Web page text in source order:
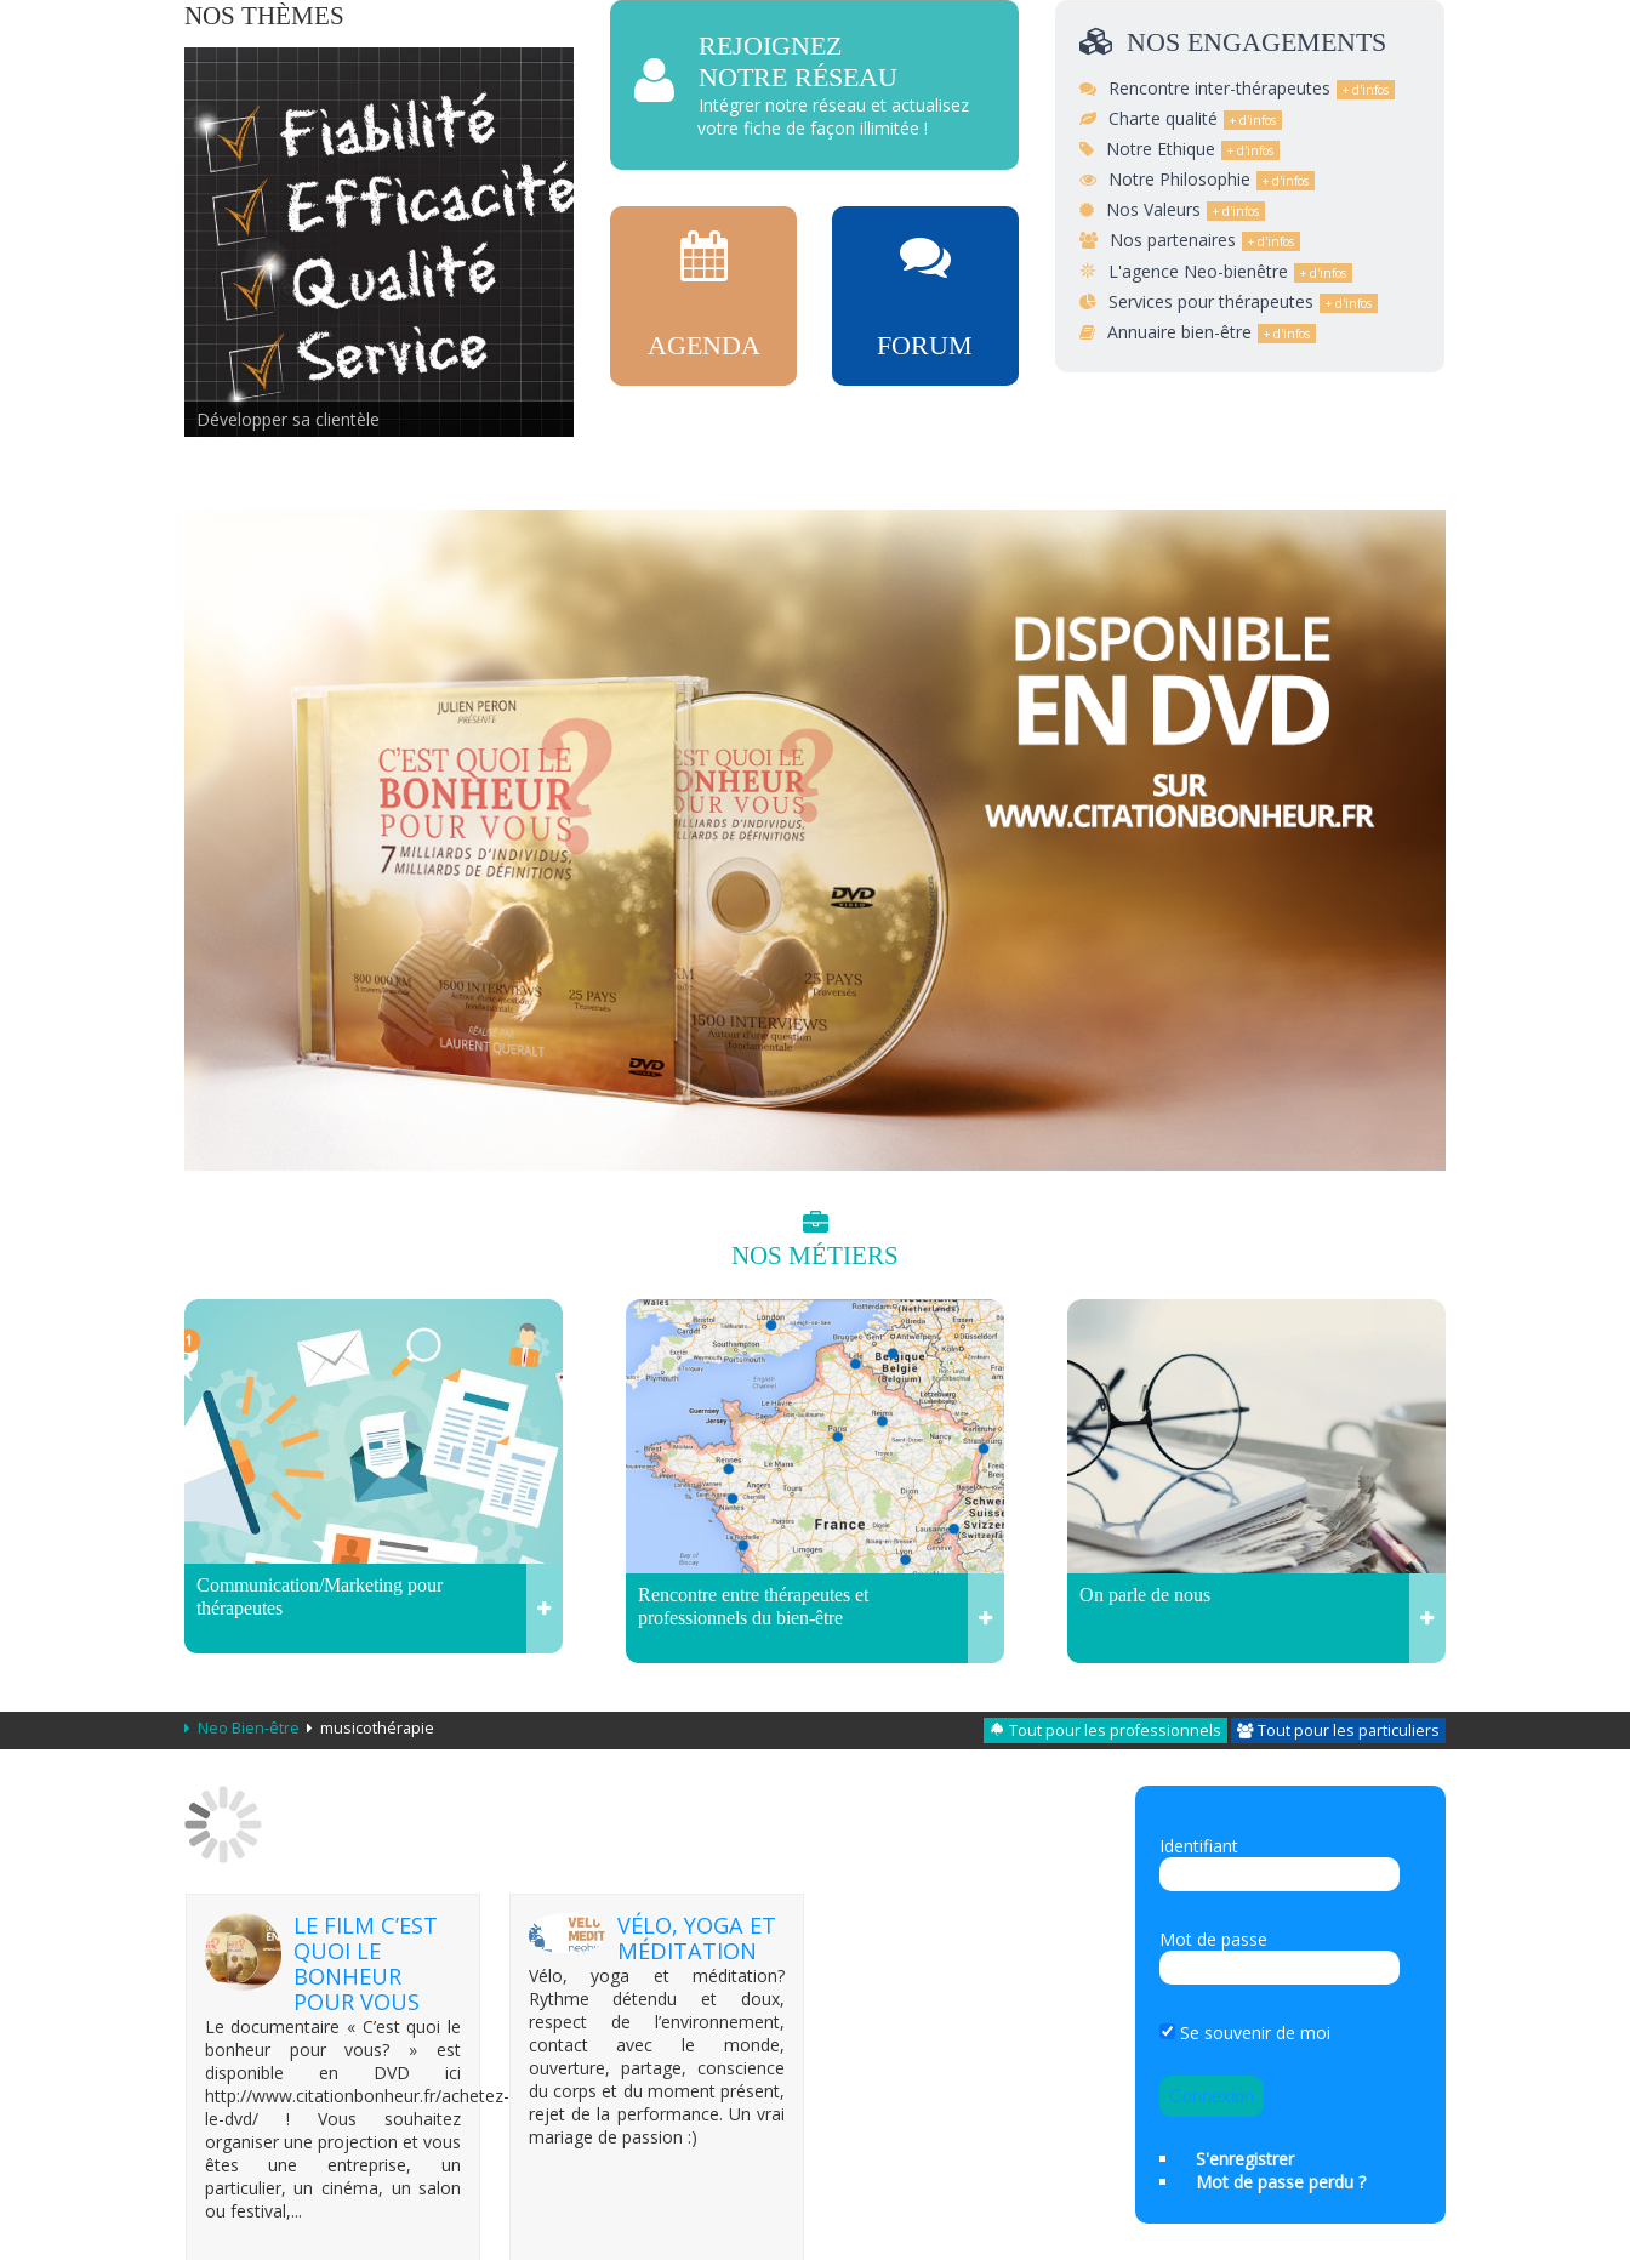
NOS THÈMES
Rencontre inter-thérapeutes
REJOIGNEZ
NOTRE RÉSEAU
Intégrer notre réseau et actualisez
votre fiche de façon illimitée !
AGENDA FORUM
NOS ENGAGEMENTS
Rencontre inter-thérapeutes
Charte qualité
Notre Ethique
Notre Philosophie
Nos Valeurs
Nos partenaires
L'agence Neo-bienêtre
Services pour thérapeutes
Annuaire bien-être
NOS MÉTIERS
Communication/Marketing pour
thérapeutes
Rencontre entre thérapeutes et
professionnels du bien-être
On parle de nous
Neo Bien-être musicothérapie Tout pour les professionnels Tout pour les particuliers
LE FILM C’EST
QUOI LE
BONHEUR
POUR VOUS
Le documentaire « C’est quoi le
bonheur pour vous? » est
disponible en DVD ici
http://www.citationbonheur.fr/achetez-
le-dvd/ ! Vous souhaitez
organiser une projection et vous
êtes une entreprise, un
particulier, un cinéma, un salon
ou festival,...
VÉLO, YOGA ET
MÉDITATION
Vélo, yoga et méditation?
Rythme détendu et doux,
respect de l’environnement,
contact avec le monde,
ouverture, partage, conscience
du corps et du moment présent,
rejet de la performance. Un vrai
mariage de passion :)
Identifiant
Mot de passe
Se souvenir de moi
S'enregistrer
Mot de passe perdu ?